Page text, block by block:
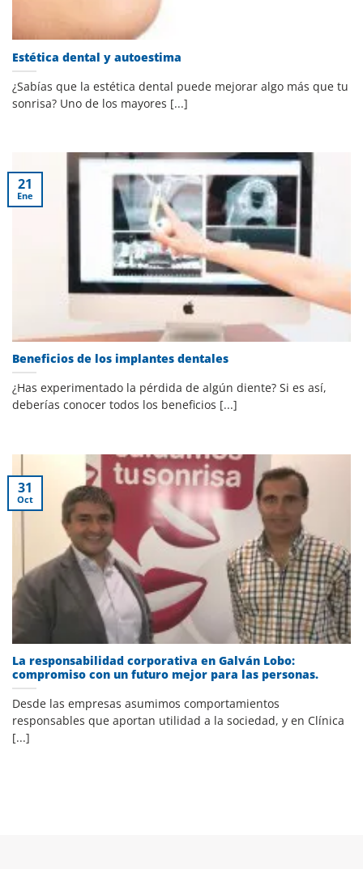
Estética dental y autoestima
¿Sabías que la estética dental puede mejorar algo más que tu
sonrisa? Uno de los mayores [...]
Beneficios de los implantes dentales
¿Has experimentado la pérdida de algún diente? Si es así,
deberías conocer todos los beneficios [...]
21
Ene
La responsabilidad corporativa en Galván Lobo:
compromiso con un futuro mejor para las personas.
Desde las empresas asumimos comportamientos
responsables que aportan utilidad a la sociedad, y en Clínica
[...]
31
Oct